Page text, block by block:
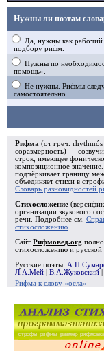
Нужны ли поэтам
Да, нужны как рабочий
подбору рифм.
Нужны по
помощь».
Не нужны. Рифмы
самостоятельно.
Рифма (от греч. rhythmós
соразмерность) —
строк, имеющее
композиционное значение.
подчёркивает границу
объединяет стихи в
Словарь разновидностей
Стихосложение
организации звукового
речи. Подробнее см.
стихосложению
Сайт Рифмовед.org
стихосложению и русской
Русские поэты:
Л.А.Мей
В.А.Жуковский
Рифма к слову «осла»